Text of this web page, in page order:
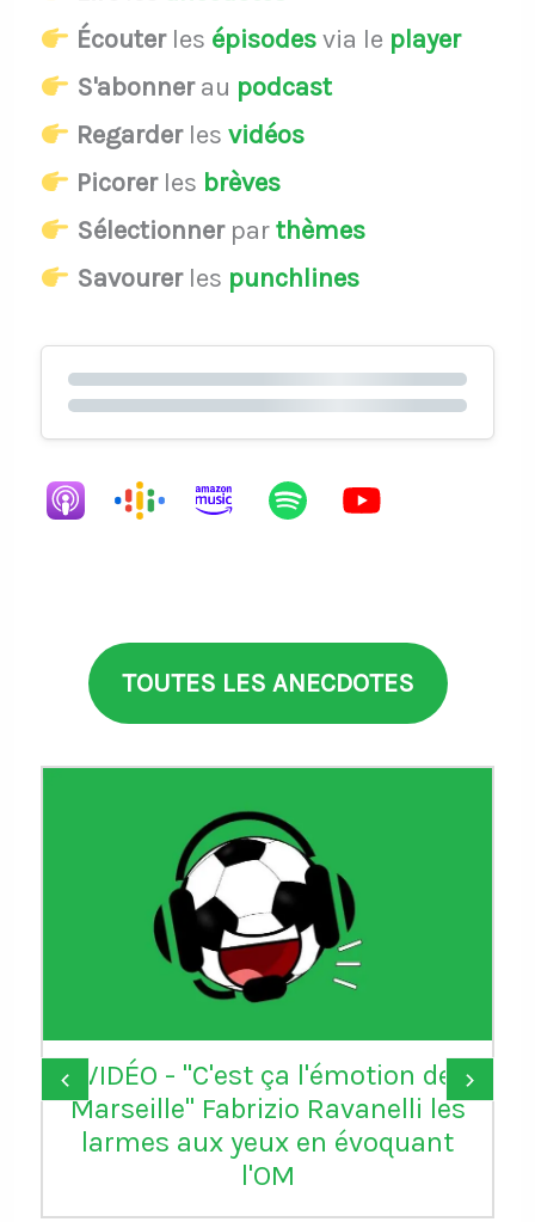
Écouterles épisodesvia le player
S'abonnerau podcast
Regarderles vidéos
Picorerles brèves
Sélectionnerparthèmes
Savourerles punchlines
TOUTES LES ANECDOTES
VIDÉO - "C'est ça l'émotion de
Marseille" Fabrizio Ravanelli les
larmes aux yeux en évoquant
l'OM
‹ ›